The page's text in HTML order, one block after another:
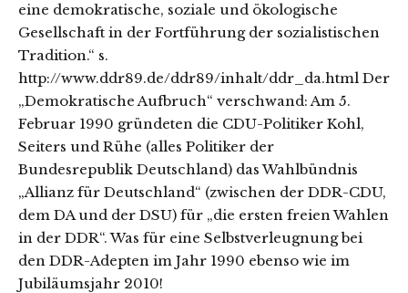
eine demokratische, soziale und ökologische
Gesellschaft in der Fortführung der sozialistischen
Tradition.“ s.
http://www.ddr89.de/ddr89/inhalt/ddr_da.html Der
„Demokratische Aufbruch“ verschwand: Am 5.
Februar 1990 gründeten die CDU-Politiker Kohl,
Seiters und Rühe (alles Politiker der
Bundesrepublik Deutschland) das Wahlbündnis
„Allianz für Deutschland“ (zwischen der DDR-CDU,
dem DA und der DSU) für „die ersten freien Wahlen
in der DDR“. Was für eine Selbstverleugnung bei
den DDR-Adepten im Jahr 1990 ebenso wie im
Jubiläumsjahr 2010!